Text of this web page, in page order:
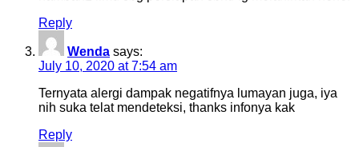
Reply
Wenda says:
July 10, 2020 at 7:54 am
Ternyata alergi dampak negatifnya lumayan juga, iya
nih suka telat mendeteksi, thanks infonya kak
Reply